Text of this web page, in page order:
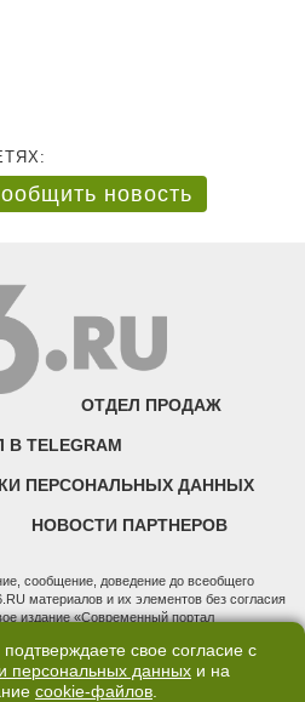
новость
ОТДЕЛ ПРОДАЖ
TELEGRAM
ПЕРСОНАЛЬНЫХ ДАННЫХ
НОВОСТИ ПАРТНЕРОВ
сообщение, доведение до всеобщего
материалов и их элементов без согласия
издание «Современный портал
технологий и массовых коммуникаций
ЭЛ № ФС 77 - 76634 от 02.09.2019
ответственностью "66.ру". Юридический
свое согласие с
персональных данных и на
cookie-файлов.